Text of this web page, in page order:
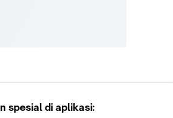
spesial di aplikasi: